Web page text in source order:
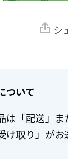
シ
ついて
は「配送」
け取り」が